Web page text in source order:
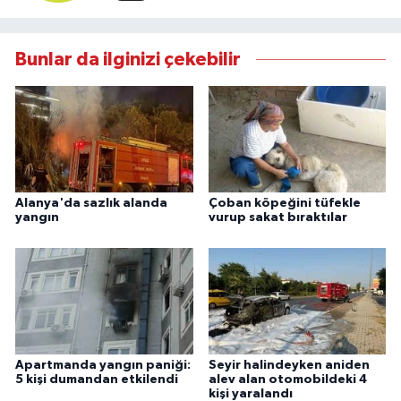
Bunlar da ilginizi çekebilir
Alanya'da sazlık alanda
yangın
Çoban köpeğini tüfekle
vurup sakat bıraktılar
Apartmanda yangın paniği:
5 kişi dumandan etkilendi
Seyir halindeyken aniden
alev alan otomobildeki 4
kişi yaralandı